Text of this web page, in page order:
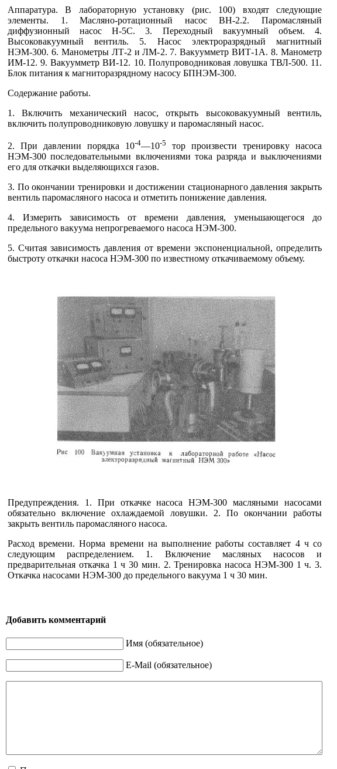
Аппаратура. В лабораторную установку (рис. 100) входят следующие
элементы. 1. Масляно-ротационный насос ВН-2.2. Паромасляный
диффузионный насос Н-5С. 3. Переходный вакуумный объем. 4.
Высоковакуумный вентиль. 5. Насос электроразрядный магнитный
НЭМ-300. 6. Манометры ЛТ-2 и ЛМ-2. 7. Вакуумметр ВИТ-1А. 8. Манометр
ИМ-12. 9. Вакуумметр ВИ-12. 10. Полупроводниковая ловушка ТВЛ-500. 11.
Блок питания к магниторазрядному насосу БПНЭМ-300.
Содержание работы.
1. Включить механический насос, открыть высоковакуумный вентиль,
включить полупроводниковую ловушку и паромасляный насос.
2. При давлении порядка 10-4—10-5
тор произвести тренировку насоса
НЭМ-300 последовательными включениями тока разряда и выключениями
его для откачки выделяющихся газов.
3. По окончании тренировки и достижении стационарного давления закрыть
вентиль паромасляного насоса и отметить понижение давления.
4. Измерить зависимость от времени давления, уменьшающегося до
предельного вакуума непрогреваемого насоса НЭМ-300.
5. Считая зависимость давления от времени экспоненциальной, определить
быстроту откачки насоса НЭМ-300 по известному откачиваемому объему.
Предупреждения. 1. При откачке насоса НЭМ-300 масляными насосами
обязательно включение охлаждаемой ловушки. 2. По окончании работы
закрыть вентиль паромасляного насоса.
Расход времени. Норма времени на выполнение работы составляет 4 ч со
следующим распределением. 1. Включение масляных насосов и
предварительная откачка 1 ч 30 мин. 2. Тренировка насоса НЭМ-300 1 ч. 3.
Откачка насосами НЭМ-300 до предельного вакуума 1 ч 30 мин.
Добавить комментарий
Имя (обязательное)
E-Mail (обязательное)